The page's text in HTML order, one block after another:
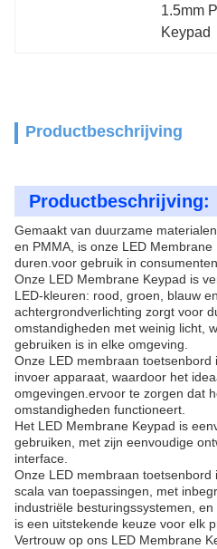
1.5mm
Keypad
Productbeschrijving
Productbeschrijving:
Gemaakt van duurzame
en PMMA, is onze LED
duren.voor gebruik in
Onze LED Membrane Keypad is
LED-kleuren: rood, groen, blauw
achtergrondverlichting zorgt voor
omstandigheden met weinig licht,
gebruiken is in elke omgeving.
Onze LED membraan
invoer apparaat, waardoor het
omgevingen.ervoor te zorgen dat
omstandigheden functioneert.
Het LED Membrane Keypad is
gebruiken, met zijn eenvoudige
interface.
Onze LED membraan
scala van toepassingen, met
industriële besturingssystemen,
is een uitstekende keuze voor elk
Vertrouw op ons LED Membrane